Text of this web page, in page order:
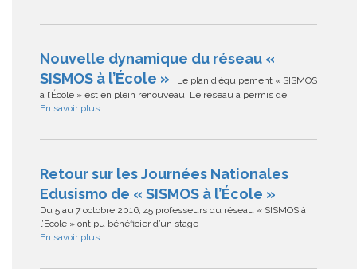
Nouvelle dynamique du réseau «
SISMOS à l’École » Le plan d’équipement « SISMOS
à l’École » est en plein renouveau. Le réseau a permis de
En savoir plus
Retour sur les Journées Nationales
Edusismo de « SISMOS à l’École »
Du 5 au 7 octobre 2016, 45 professeurs du réseau « SISMOS à
l’Ecole » ont pu bénéficier d’un stage
En savoir plus